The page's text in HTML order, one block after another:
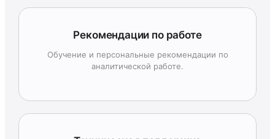
Рекомендации по работе
Обучение и персональные рекомендации по
аналитической работе.